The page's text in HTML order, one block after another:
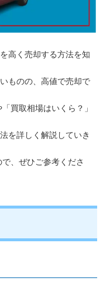
高く売却する方法を知
ものの、高値で売却で
買取相場はいくら？」
を詳しく解説していき
、ぜひご参考くださ